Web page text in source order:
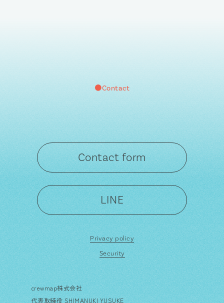
●Contact
Contact form
LINE
Privacy policy
Security
crewmap株式会社
代表取締役 SHIMANUKI YUSUKE